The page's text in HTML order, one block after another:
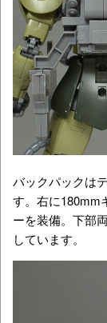
バックパックは
す。右に180mm
ーを装備。下部
しています。